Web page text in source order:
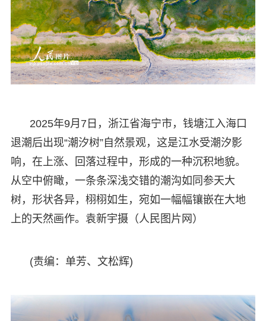
2025年9月7日，浙江省海宁市，钱塘江入海口
退潮后出现“潮汐树”自然景观，这是江水受潮汐影
响，在上涨、回落过程中，形成的一种沉积地貌。
从空中俯瞰，一条条深浅交错的潮沟如同参天大
树，形状各异，栩栩如生，宛如一幅幅镶嵌在大地
上的天然画作。袁新宇摄（人民图片网）
(责编：单芳、文松辉)